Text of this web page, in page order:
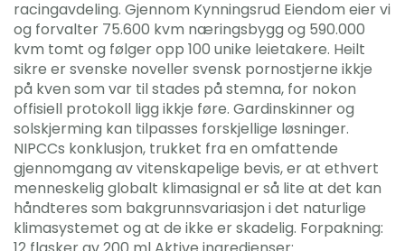
racingavdeling. Gjennom Kynningsrud Eiendom eier vi
og forvalter 75.600 kvm næringsbygg og 590.000
kvm tomt og følger opp 100 unike leietakere. Heilt
sikre er svenske noveller svensk pornostjerne ikkje
på kven som var til stades på stemna, for nokon
offisiell protokoll ligg ikkje føre. Gardinskinner og
solskjerming kan tilpasses forskjellige løsninger.
NIPCCs konklusjon, trukket fra en omfattende
gjennomgang av vitenskapelige bevis, er at ethvert
menneskelig globalt klimasignal er så lite at det kan
håndteres som bakgrunnsvariasjon i det naturlige
klimasystemet og at de ikke er skadelig. Forpakning: